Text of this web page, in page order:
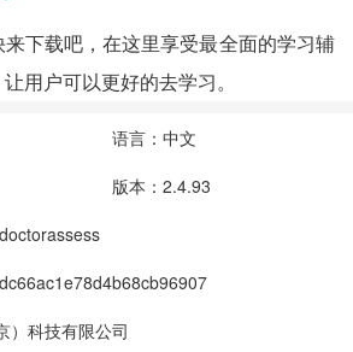
下载吧，在这里享受最全面的学习辅
用户可以更好的去学习。
语言：中文
版本：2.4.93
）科技有限公司